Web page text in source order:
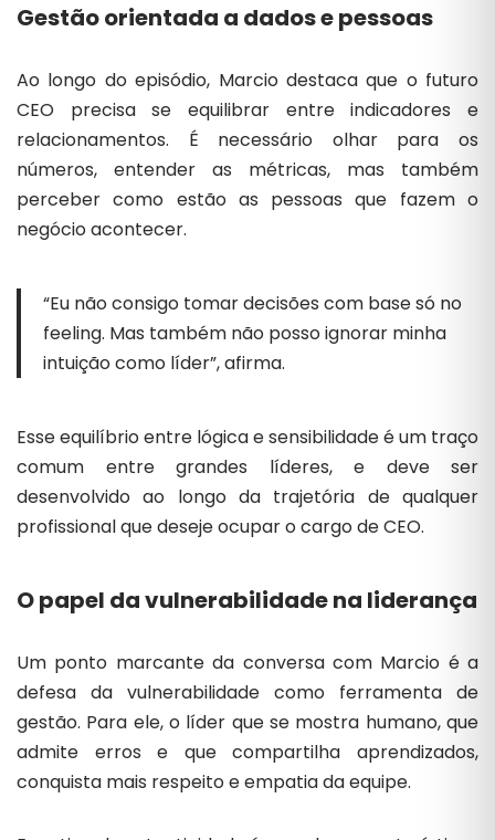
Gestão orientada a dados e pessoas
Ao longo do episódio, Marcio destaca que o futuro
CEO precisa se equilibrar entre indicadores e
relacionamentos. É necessário olhar para os
números, entender as métricas, mas também
perceber como estão as pessoas que fazem o
negócio acontecer.
“Eu não consigo tomar decisões com base só no
feeling. Mas também não posso ignorar minha
intuição como líder”, afirma.
Esse equilíbrio entre lógica e sensibilidade é um traço
comum entre grandes líderes, e deve ser
desenvolvido ao longo da trajetória de qualquer
profissional que deseje ocupar o cargo de CEO.
O papel da vulnerabilidade na liderança
Um ponto marcante da conversa com Marcio é a
defesa da vulnerabilidade como ferramenta de
gestão. Para ele, o líder que se mostra humano, que
admite erros e que compartilha aprendizados,
conquista mais respeito e empatia da equipe.